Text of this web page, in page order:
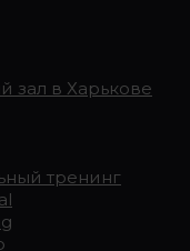
зал в Харькове
тренинг